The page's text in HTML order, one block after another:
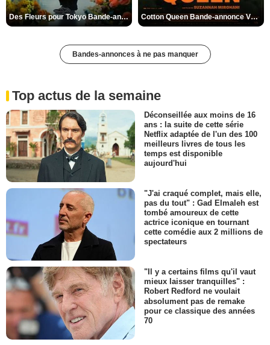
Des Fleurs pour Tokyo Bande-annonce VO STFR Cotton Queen Bande-annonce VO STFR
Bandes-annonces à ne pas manquer
Top actus de la semaine
Déconseillée aux moins de 16
ans : la suite de cette série
Netflix adaptée de l'un des 100
meilleurs livres de tous les
temps est disponible
aujourd'hui
"J'ai craqué complet, mais elle,
pas du tout" : Gad Elmaleh est
tombé amoureux de cette
actrice iconique en tournant
cette comédie aux 2 millions de
spectateurs
"Il y a certains films qu'il vaut
mieux laisser tranquilles" :
Robert Redford ne voulait
absolument pas de remake
pour ce classique des années
70